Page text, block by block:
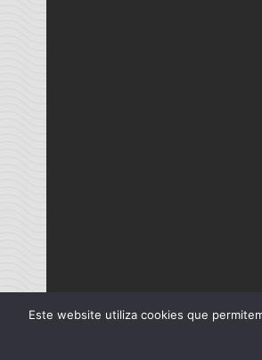
Este website utiliza cookies que